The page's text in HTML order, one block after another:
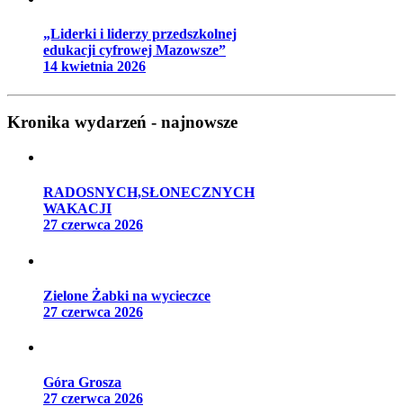
„Liderki i liderzy przedszkolnej
edukacji cyfrowej Mazowsze”
14 kwietnia 2026
Kronika wydarzeń - najnowsze
RADOSNYCH,SŁONECZNYCH
WAKACJI
27 czerwca 2026
Zielone Żabki na wycieczce
27 czerwca 2026
Góra Grosza
27 czerwca 2026